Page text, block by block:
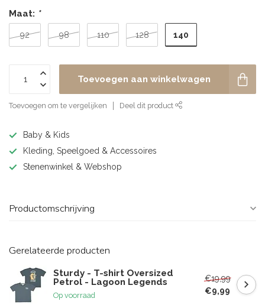
Maat: *
92 98 110 128 140
Toevoegen aan winkelwagen
Toevoegen om te vergelijken Deel dit product
Baby & Kids
Kleding, Speelgoed & Accessoires
Stenenwinkel & Webshop
Productomschrijving
Gerelateerde producten
Sturdy - T-shirt Oversized
Petrol - Lagoon Legends
Op voorraad
€19,99
€9,99